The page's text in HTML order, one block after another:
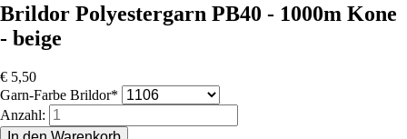
Brildor Polyestergarn PB40 - 1000m Kone
- beige
€ 5,50
Pflichtfeld
Garn-Farbe Brildor*
Anzahl: